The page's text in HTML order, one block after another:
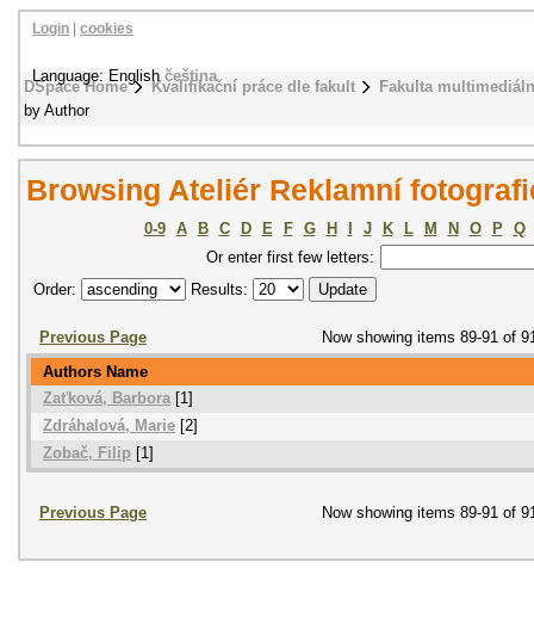
DSpace Home Kvalifikační práce dle fakult
Fakulta
by Author
Login cookies
Language: Englishčeština
Browsing Ateliér Reklamní
0-9 A B C D E F G H J K L M N O P
Q
Or enter first few letters:
Order:
Results:
Previous Page
Now showing items 89-91 of
Authors Name
Zaťková, Barbora [1]
Zdráhalová, Marie [2]
Zobač, Filip [1]
Previous Page Now showing items 89-91 of